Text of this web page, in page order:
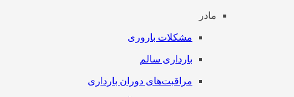
مادر
مشکلات باروری
بارداری سالم
مراقبت‌های دوران بارداری